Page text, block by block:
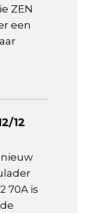
ZEN
een
12
nieuw
70A is